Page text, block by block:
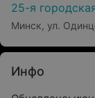
25-я
Минск, ул.
Инфо